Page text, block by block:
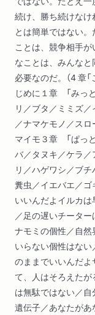
続け、勝ち続けなけ
とは簡単ではない
ことは、競争相手
なことは、みんな
必要なのだ。（4 章
じめに１章 「みっ
リ／ブタ／ミミズ
／ナマケモノ／ス
マイモ３章 「ぱっ
バ／タヌキ／ケラ
リ／ハゲワシ／ブ
糞虫／イエバエ／
いいんだよイルカ
／足の遅いチータ
ナモミの個性／自
いらない個性はな
のままでいいんだ
て、人はそろえた
は無駄ではない／
遺伝子／あなたが